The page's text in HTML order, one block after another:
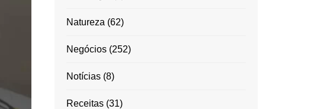
Natureza (62)
Negócios(252)
Notícias(8)
Receitas(31)